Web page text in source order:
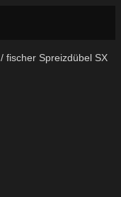
/ fischer Spreizdübel SX